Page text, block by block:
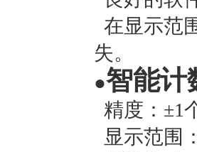
在显示范
失。
●智能计
精度：±1
显示范围